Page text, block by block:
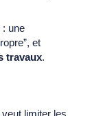
: une
et
travaux.
veut limiter les